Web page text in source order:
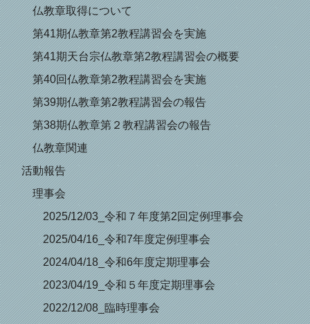
仏教章取得について
第41期仏教章第2教程講習会を実施
第41期天台宗仏教章第2教程講習会の概要
第40回仏教章第2教程講習会を実施
第39期仏教章第2教程講習会の報告
第38期仏教章第２教程講習会の報告
仏教章関連
活動報告
理事会
2025/12/03_令和７年度第2回定例理事会
2025/04/16_令和7年度定例理事会
2024/04/18_令和6年度定期理事会
2023/04/19_令和５年度定期理事会
2022/12/08_臨時理事会